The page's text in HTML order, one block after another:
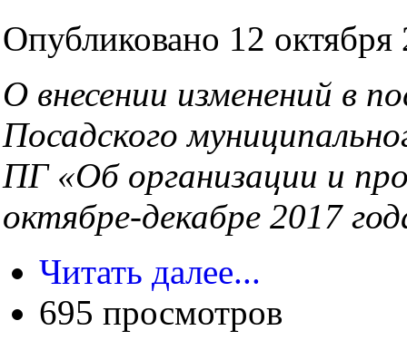
Опубликовано 12 октября
О внесении изменений в
Посадского
ПГ «Об организации и
октябре-декабре 2017
Читать далее...
695 просмотров